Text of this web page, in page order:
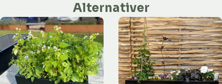
Alternativer